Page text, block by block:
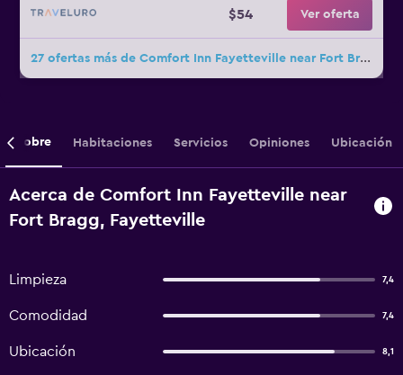
$54 Ver oferta
27 ofertas más de Comfort Inn Fayetteville near Fort Bragg
Sobre Habitaciones Servicios Opiniones Ubicación
Acerca de Comfort Inn Fayetteville near
Fort Bragg, Fayetteville
Limpieza 7,4
Comodidad 7,4
Ubicación 8,1